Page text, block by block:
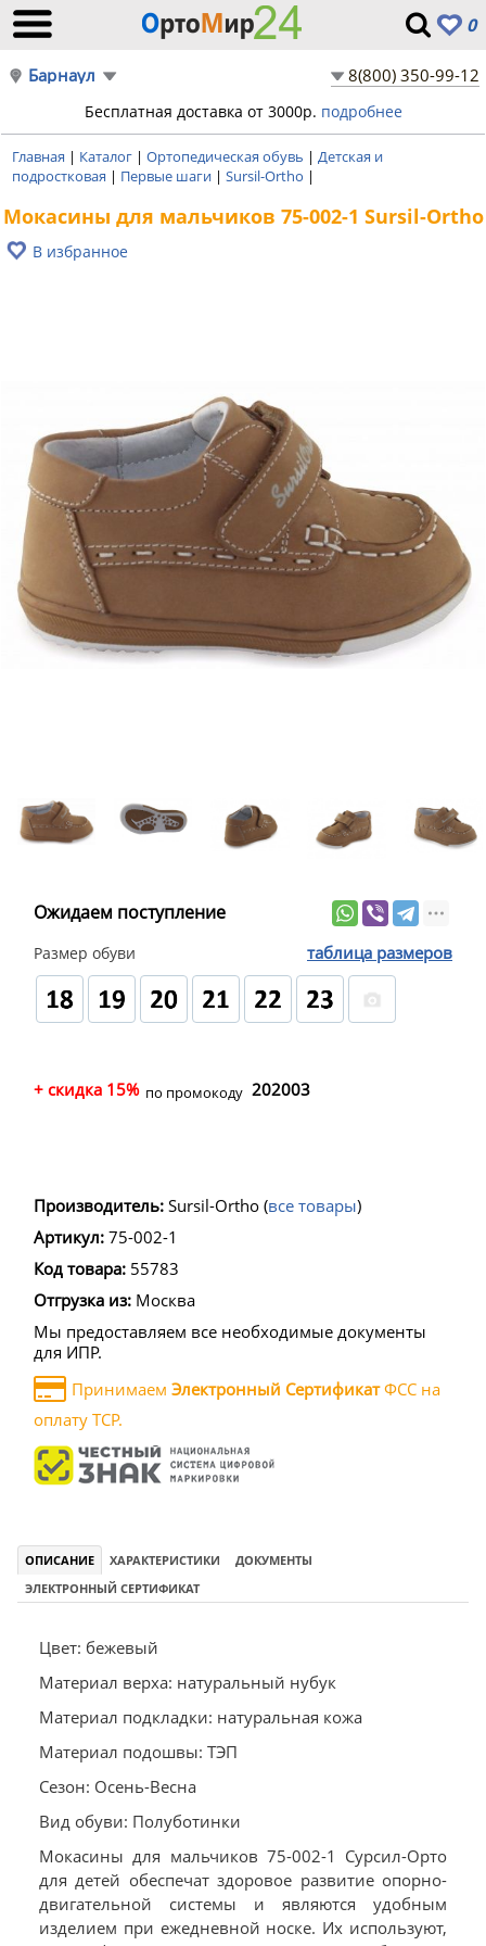
0
Барнаул 8(800) 350-99-12
Бесплатная доставка от 3000р. подробнее
Главная | Каталог | Ортопедическая обувь | Детская и
подростковая | Первые шаги | Sursil-Ortho |
Мокасины для мальчиков 75-002-1 Sursil-Ortho
В избранное
Ожидаем поступление
Размер обуви таблица размеров
+ скидка 15% по промокоду 202003
Производитель: Sursil-Ortho (все товары)
Артикул: 75-002-1
Код товара: 55783
Отгрузка из: Москва
Мы предоставляем все необходимые документы
для ИПР.
Принимаем Электронный СертификатФСС на
оплату ТСР.
ОПИСАНИЕ ХАРАКТЕРИСТИКИ
ДОКУМЕНТЫ
ЭЛЕКТРОННЫЙ СЕРТИФИКАТ
Цвет: бежевый
Материал верха: натуральный нубук
Материал подкладки: натуральная кожа
Материал подошвы: ТЭП
Сезон: Осень-Весна
Вид обуви: Полуботинки
Мокасины для мальчиков 75-002-1 Сурсил-Орто
для детей обеспечат здоровое развитие опорно-
двигательной системы и являются удобным
изделием при ежедневной носке. Их используют,